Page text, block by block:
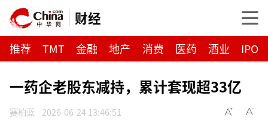
财经
推荐 TMT 金融 地产 消费 医药 酒业 IPO
一药企老股东减持，累计套现超33亿
赛柏蓝 2026-06-24 13:46:51